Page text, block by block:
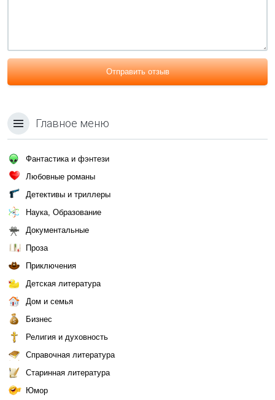
Отправить отзыв
Главное меню
Фантастика и фэнтези
Любовные романы
Детективы и триллеры
Наука, Образование
Документальные
Проза
Приключения
Детская литература
Дом и семья
Бизнес
Религия и духовность
Справочная литература
Старинная литература
Юмор